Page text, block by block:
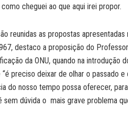
cheguei ao que aqui irei propor.
reunidas as propostas
destaco a proposição do
da ONU, quando na introdução
preciso deixar de olhar o passado
do nosso tempo possa oferecer,
sem dúvida o mais grave problema